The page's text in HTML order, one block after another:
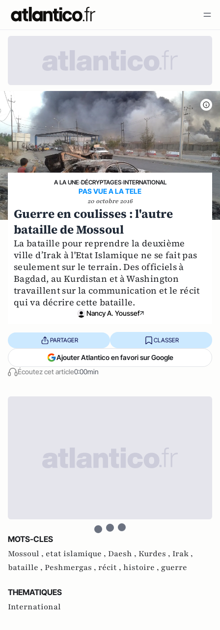
A LA UNE›DÉCRYPTAGES›INTERNATIONAL
PAS VUE A LA TELE
20 octobre 2016
Guerre en coulisses : l'autre
bataille de Mossoul
La bataille pour reprendre la deuxième
ville d’Irak à l'Etat Islamique ne se fait pas
seulement sur le terrain. Des officiels à
Bagdad, au Kurdistan et à Washington
travaillent sur la communication et le récit
qui va décrire cette bataille.
Nancy A. Youssef
Écoutez cet article0:00min
PARTAGER CLASSER
Ajouter Atlantico en favori sur Google
MOTS-CLES
Mossoul , etat islamique , Daesh , Kurdes , Irak ,
bataille , Peshmergas , récit , histoire , guerre
THEMATIQUES
International